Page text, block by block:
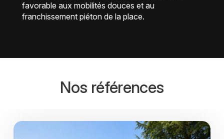
favorable aux mobilités douces et au
franchissement piéton de la place.
Nos références